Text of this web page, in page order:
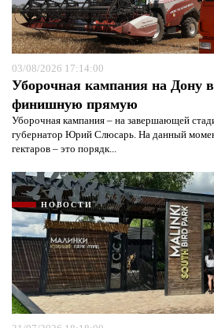
03/08/2026 17:14:00
Уборочная кампания на Дону
финишную прямую
Уборочная кампания – на завершающей
губернатор Юрий Слюсарь. На данный
гектаров – это порядк...
НОВОСТИ